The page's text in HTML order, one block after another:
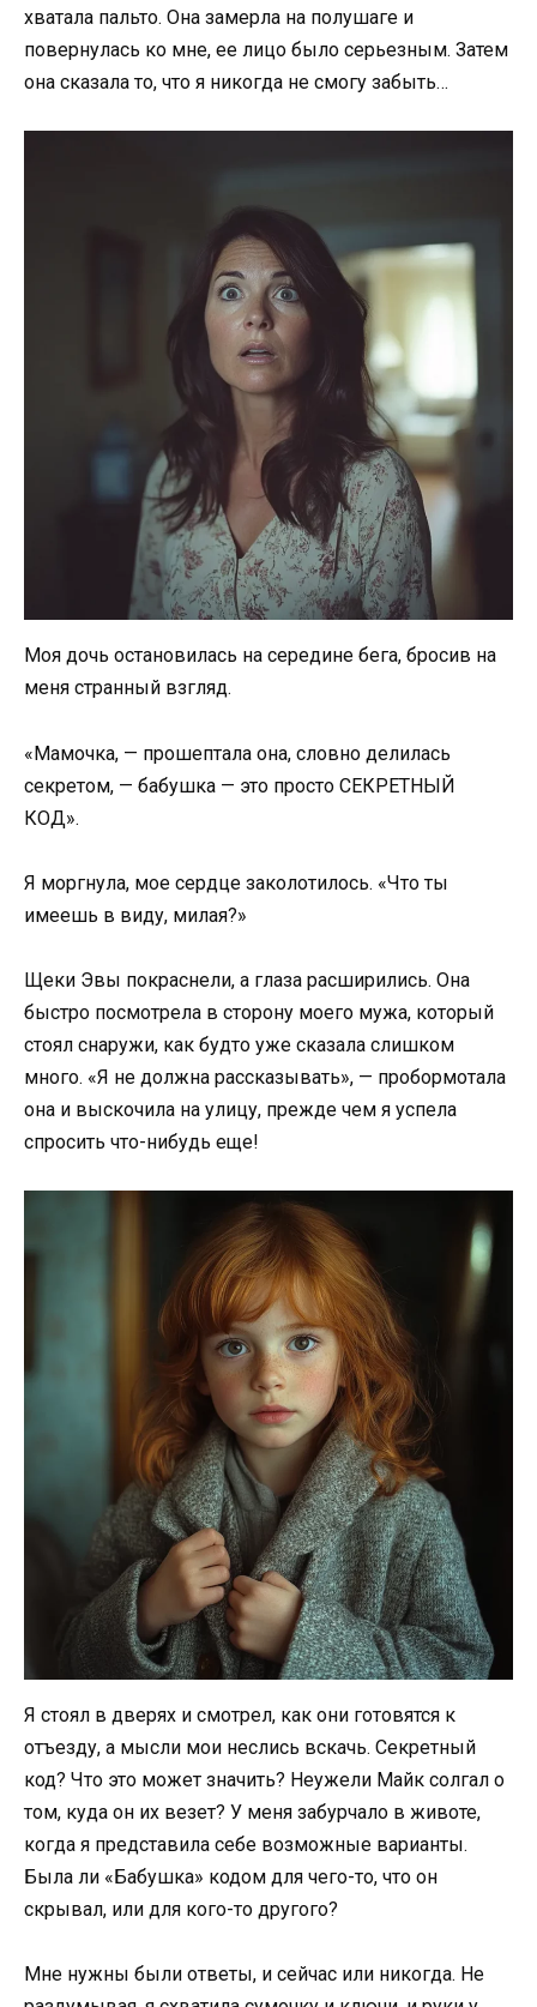
хватала пальто. Она замерла на полушаге и
повернулась ко мне, ее лицо было серьезным. Затем
она сказала то, что я никогда не смогу забыть…
Моя дочь остановилась на середине бега, бросив на
меня странный взгляд.
«Мамочка, — прошептала она, словно делилась
секретом, — бабушка — это просто СЕКРЕТНЫЙ
КОД».
Я моргнула, мое сердце заколотилось. «Что ты
имеешь в виду, милая?»
Щеки Эвы покраснели, а глаза расширились. Она
быстро посмотрела в сторону моего мужа, который
стоял снаружи, как будто уже сказала слишком
много. «Я не должна рассказывать», — пробормотала
она и выскочила на улицу, прежде чем я успела
спросить что-нибудь еще!
Я стоял в дверях и смотрел, как они готовятся к
отъезду, а мысли мои неслись вскачь. Секретный
код? Что это может значить? Неужели Майк солгал о
том, куда он их везет? У меня забурчало в животе,
когда я представила себе возможные варианты.
Была ли «Бабушка» кодом для чего-то, что он
скрывал, или для кого-то другого?
Мне нужны были ответы, и сейчас или никогда. Не